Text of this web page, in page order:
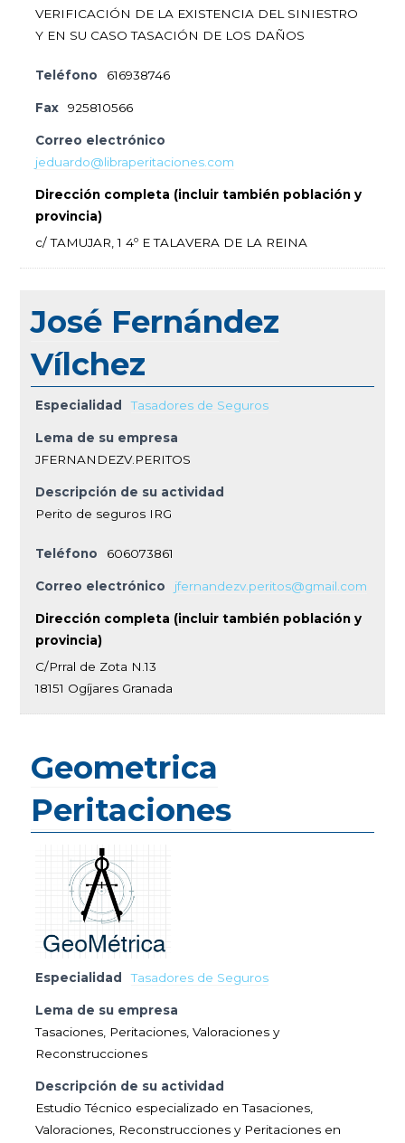
VERIFICACIÓN DE LA EXISTENCIA DEL SINIESTRO
Y EN SU CASO TASACIÓN DE LOS DAÑOS
Teléfono 616938746
Fax 925810566
Correo electrónico
jeduardo@libraperitaciones.com
Dirección completa (incluir también población y
provincia)
c/ TAMUJAR, 1 4º E TALAVERA DE LA REINA
José Fernández
Vílchez
Especialidad Tasadores de Seguros
Lema de su empresa
JFERNANDEZV.PERITOS
Descripción de su actividad
Perito de seguros IRG
Teléfono 606073861
Correo electrónico jfernandezv.peritos@gmail.com
Dirección completa (incluir también población y
provincia)
C/Prral de Zota N.13
18151 Ogíjares Granada
Geometrica
Peritaciones
Especialidad Tasadores de Seguros
Lema de su empresa
Tasaciones, Peritaciones, Valoraciones y
Reconstrucciones
Descripción de su actividad
Estudio Técnico especializado en Tasaciones,
Valoraciones, Reconstrucciones y Peritaciones en